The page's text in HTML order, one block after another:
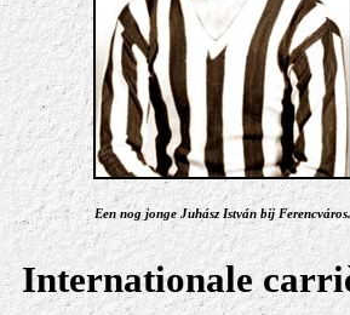
Een nog jonge Juhász István bij Ferencváros.
Internationale